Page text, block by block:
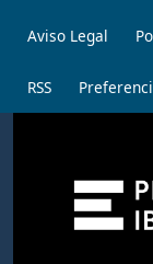
Aviso Legal
RSS